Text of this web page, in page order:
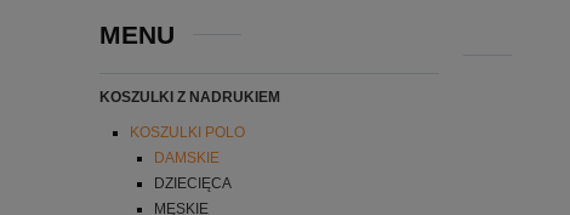
MENU
KOSZULKI Z NADRUKIEM
KOSZULKI POLO
DAMSKIE
DZIECIĘCA
MĘSKIE